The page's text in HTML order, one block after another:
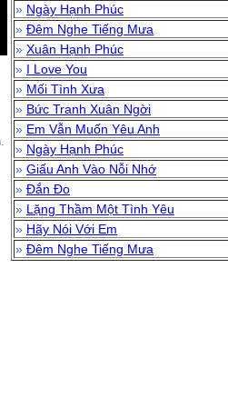
» Ngày Hạnh Phúc
» Đêm Nghe Tiếng Mưa
» Xuân Hạnh Phúc
» I Love You
» Mối Tình Xưa
» Bức Tranh Xuân Ngời
» Em Vẫn Muốn Yêu Anh
» Ngày Hạnh Phúc
» Giấu Anh Vào Nỗi Nhớ
» Đắn Đo
» Lặng Thầm Một Tình Yêu
» Hãy Nói Với Em
» Đêm Nghe Tiếng Mưa